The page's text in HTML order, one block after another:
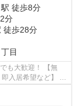
駅 徒歩8分
分
徒歩28分
丁目
も大歓迎！ 【無
入居希望など】 ネ